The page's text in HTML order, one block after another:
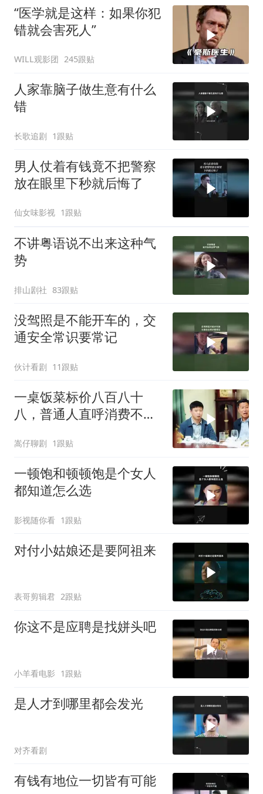
“医学就是这样：如果你犯
错就会害死人”
WILL观影团 245跟贴
人家靠脑子做生意有什么
错
长歌追剧 1跟贴
男人仗着有钱竟不把警察
放在眼里下秒就后悔了
仙女味影视 1跟贴
不讲粤语说不出来这种气
势
排山剧社 83跟贴
没驾照是不能开车的，交
通安全常识要常记
伙计看剧 11跟贴
一桌饭菜标价八百八十
八，普通人直呼消费不
嵩仔聊剧 1跟贴
一顿饱和顿顿饱是个女人
都知道怎么选
影视随你看 1跟贴
对付小姑娘还是要阿祖来
表哥剪辑君 2跟贴
你这不是应聘是找姘头吧
小羊看电影 1跟贴
是人才到哪里都会发光
对齐看剧
有钱有地位一切皆有可能